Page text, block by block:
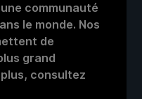
communauté
le monde. Nos
de
grand
consultez